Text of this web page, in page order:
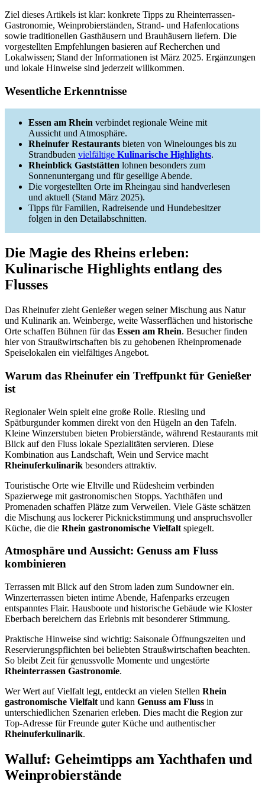
Ziel dieses Artikels ist klar: konkrete Tipps zu Rheinterrassen-
Gastronomie, Weinprobierständen, Strand‑ und Hafenlocations
sowie traditionellen Gasthäusern und Brauhäusern liefern. Die
vorgestellten Empfehlungen basieren auf Recherchen und
Lokalwissen; Stand der Informationen ist März 2025. Ergänzungen
und lokale Hinweise sind jederzeit willkommen.
Wesentliche Erkenntnisse
Essen am Rhein verbindet regionale Weine mit
Aussicht und Atmosphäre.
Rheinufer Restaurants bieten von Winelounges bis zu
Strandbuden vielfältige Kulinarische Highlights.
Rheinblick Gaststätten lohnen besonders zum
Sonnenuntergang und für gesellige Abende.
Die vorgestellten Orte im Rheingau sind handverlesen
und aktuell (Stand März 2025).
Tipps für Familien, Radreisende und Hundebesitzer
folgen in den Detailabschnitten.
Die Magie des Rheins erleben:
Kulinarische Highlights entlang des
Flusses
Das Rheinufer zieht Genießer wegen seiner Mischung aus Natur
und Kulinarik an. Weinberge, weite Wasserflächen und historische
Orte schaffen Bühnen für das Essen am Rhein. Besucher finden
hier von Straußwirtschaften bis zu gehobenen Rheinpromenade
Speiselokalen ein vielfältiges Angebot.
Warum das Rheinufer ein Treffpunkt für Genießer
ist
Regionaler Wein spielt eine große Rolle. Riesling und
Spätburgunder kommen direkt von den Hügeln an den Tafeln.
Kleine Winzerstuben bieten Probierstände, während Restaurants mit
Blick auf den Fluss lokale Spezialitäten servieren. Diese
Kombination aus Landschaft, Wein und Service macht
Rheinuferkulinarik besonders attraktiv.
Touristische Orte wie Eltville und Rüdesheim verbinden
Spazierwege mit gastronomischen Stopps. Yachthäfen und
Promenaden schaffen Plätze zum Verweilen. Viele Gäste schätzen
die Mischung aus lockerer Picknickstimmung und anspruchsvoller
Küche, die die Rhein gastronomische Vielfalt spiegelt.
Atmosphäre und Aussicht: Genuss am Fluss
kombinieren
Terrassen mit Blick auf den Strom laden zum Sundowner ein.
Winzerterrassen bieten intime Abende, Hafenparks erzeugen
entspanntes Flair. Hausboote und historische Gebäude wie Kloster
Eberbach bereichern das Erlebnis mit besonderer Stimmung.
Praktische Hinweise sind wichtig: Saisonale Öffnungszeiten und
Reservierungspflichten bei beliebten Straußwirtschaften beachten.
So bleibt Zeit für genussvolle Momente und ungestörte
Rheinterrassen Gastronomie.
Wer Wert auf Vielfalt legt, entdeckt an vielen Stellen Rhein
gastronomische Vielfalt und kann Genuss am Fluss in
unterschiedlichen Szenarien erleben. Dies macht die Region zur
Top-Adresse für Freunde guter Küche und authentischer
Rheinuferkulinarik.
Walluf: Geheimtipps am Yachthafen und
Weinprobierstände